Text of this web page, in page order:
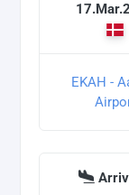
EKAH -